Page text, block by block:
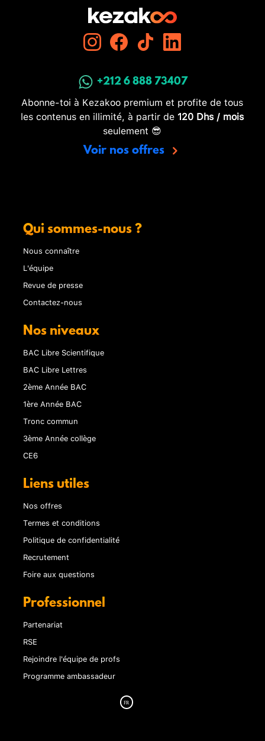
+212 6 888 73407
Abonne-toi à Kezakoo premium et profite de tous
les contenus en illimité, à partir de 120 Dhs / mois
seulement 😎
Voir nos offres
Qui sommes-nous ?
Nous connaître
L'équipe
Revue de presse
Contactez-nous
Nos niveaux
BAC Libre Scientifique
BAC Libre Lettres
2ème Année BAC
1ère Année BAC
Tronc commun
3ème Année collège
CE6
Liens utiles
Nos offres
Termes et conditions
Politique de confidentialité
Recrutement
Foire aux questions
Professionnel
Partenariat
RSE
Rejoindre l'équipe de profs
Programme ambassadeur